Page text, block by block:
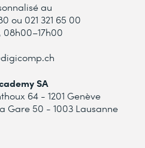
au
ou 021 321 65 00
08h00–17h00
SA
64 - 1201 Genève
Gare 50 - 1003 Lausanne